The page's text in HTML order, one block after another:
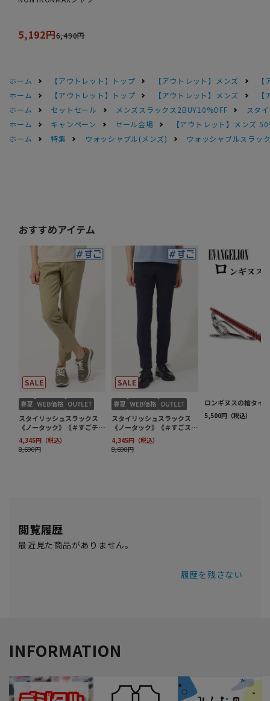
5,192円6,490円
ホーム 【アウトレット】トップ 【アウトレット】メンズ
ホーム
【アウトレット】トップ 【アウトレット】メンズ
ホーム
セットセール メンズスラックス2BUY10%OFF
スタ
ホーム
キャンペーン セール会場
【アウトレット】メンズ
ホーム
特集 ウォッシャブル(メンズ) ウォッシャブルスラッ
閲覧履歴
最近見た商品がありません。
履歴を残さない
INFORMATION